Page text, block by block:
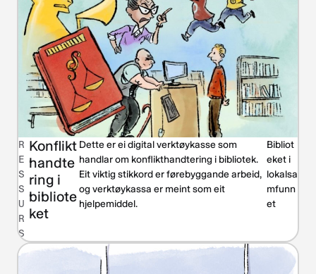
R
E
S
S
U
R
S
Konflikt
handte
ring i
bibliote
ket
Dette er ei digital verktøykasse som
handlar om konflikthandtering i bibliotek.
Eit viktig stikkord er førebyggande arbeid,
og verktøykassa er meint som eit
hjelpemiddel.
Bibliot
eket i
lokalsa
mfunn
et